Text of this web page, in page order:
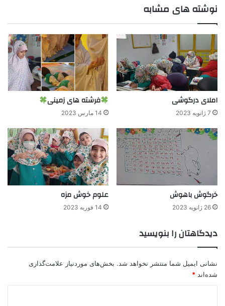
نوشته های مشابه
املای درگوشی
7 ژانویه 2023
فرشته های زمینی
14 مارس 2023
خرگوش باهوش
26 ژانویه 2023
علوم خوش مزه
14 فوریه 2023
دیدگاهتان را بنویسید
نشانی ایمیل شما منتشر نخواهد شد. بخش‌های موردنیاز علامت‌گذاری
شده‌اند *